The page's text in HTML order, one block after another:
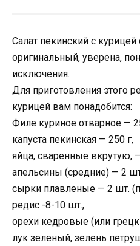
Салат пекинский с
оригинальный, уверена,
исключения.
Для приготовления этого
курицей вам понадобится:
Филе куриное отварное —
капуста пекинская — 250 г,
яйца, сваренные вкрутую,
апельсины (средние) — 2
сырки плавленые — 2 шт.
редис -8-10 шт.,
орехи кедровые (или
лук зеленый, зелень